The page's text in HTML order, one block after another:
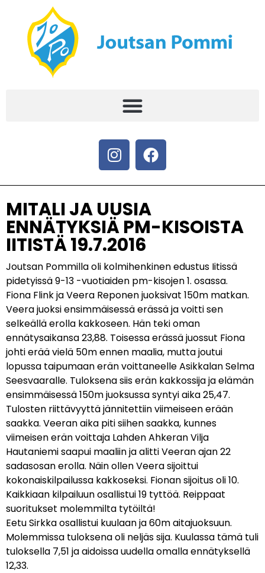
MITALI JA UUSIA
ENNÄTYKSIÄ PM-KISOISTA
IITISTÄ 19.7.2016
Joutsan Pommilla oli kolmihenkinen edustus Iitissä
pidetyissä 9-13 -vuotiaiden pm-kisojen 1. osassa.
Fiona Flink ja Veera Reponen juoksivat 150m matkan.
Veera juoksi ensimmäisessä erässä ja voitti sen
selkeällä erolla kakkoseen. Hän teki oman
ennätysaikansa 23,88. Toisessa erässä juossut Fiona
johti erää vielä 50m ennen maalia, mutta joutui
lopussa taipumaan erän voittaneelle Asikkalan Selma
Seesvaaralle. Tuloksena siis erän kakkossija ja elämän
ensimmäisessä 150m juoksussa syntyi aika 25,47.
Tulosten riittävyyttä jännitettiin viimeiseen erään
saakka. Veeran aika piti siihen saakka, kunnes
viimeisen erän voittaja Lahden Ahkeran Vilja
Hautaniemi saapui maaliin ja alitti Veeran ajan 22
sadasosan erolla. Näin ollen Veera sijoittui
kokonaiskilpailussa kakkoseksi. Fionan sijoitus oli 10.
Kaikkiaan kilpailuun osallistui 19 tyttöä. Reippaat
suoritukset molemmilta tytöiltä!
Eetu Sirkka osallistui kuulaan ja 60m aitajuoksuun.
Molemmissa tuloksena oli neljäs sija. Kuulassa tämä tuli
tuloksella 7,51 ja aidoissa uudella omalla ennätyksellä
12,33.